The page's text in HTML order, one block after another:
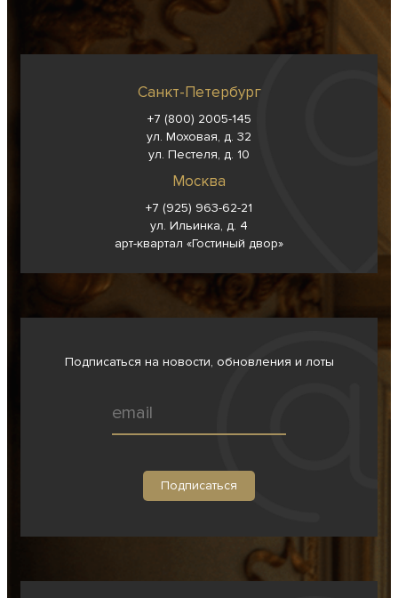
Санкт-Петербург
+7 (800) 2005-145
ул. Моховая, д. 32
ул. Пестеля, д. 10
Москва
+7 (925) 963-62-21
ул. Ильинка, д. 4
арт-квартал «Гостиный двор»
Подписаться на новости, обновления и лоты